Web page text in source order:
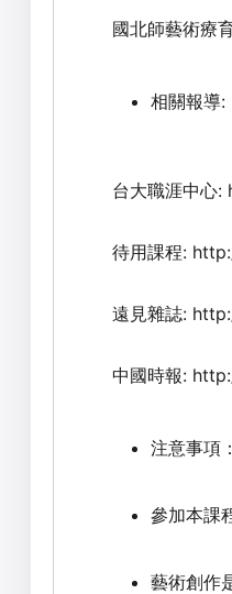
國北師藝術療
相關報導:
台大職涯中心:
待用課程:
遠見雜誌:
中國時報:
注意事項：
參加本課
藝術創作